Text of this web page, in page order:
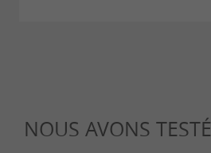
NOUS AVONS TESTÉ